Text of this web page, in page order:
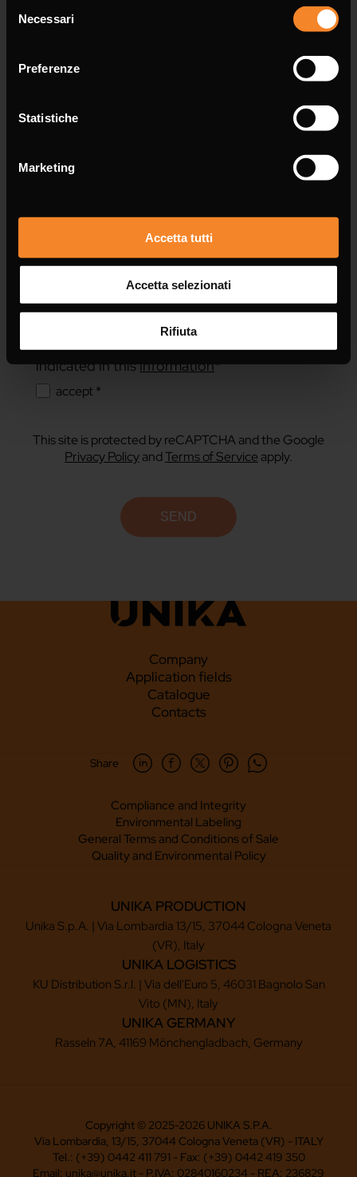
delNecessari
Preferenze
Statistiche
Marketing
Accetta tutti
Accetta selezionati
Rifiuta
I consent to the handling of my data as
indicated in thisinformation*
accept *
This site is protected by reCAPTCHA and the Google
Privacy PolicyandTerms of Service apply.
Company
Application fields
Catalogue
Contacts
Compliance and Integrity
Environmental Labeling
General Terms and Conditions of Sale
Quality and Environmental Policy
Share
UNIKA PRODUCTION
Unika S.p.A. | Via Lombardia 13/15, 37044 Cologna Veneta
(VR), Italy
UNIKA LOGISTICS
KU Distribution S.r.l. | Via dell'Euro 5, 46031 Bagnolo San
Vito (MN), Italy
UNIKA GERMANY
Rasseln 7A, 41169 Mönchengladbach, Germany
Copyright © 2025-2026 UNIKA S.P.A.
Via Lombardia, 13/15, 37044 Cologna Veneta (VR) - ITALY
Tel.: (+39) 0442 411 791 - Fax: (+39) 0442 419 350
Email: unika@unika.it - P.IVA: 02840160234 - REA: 236829